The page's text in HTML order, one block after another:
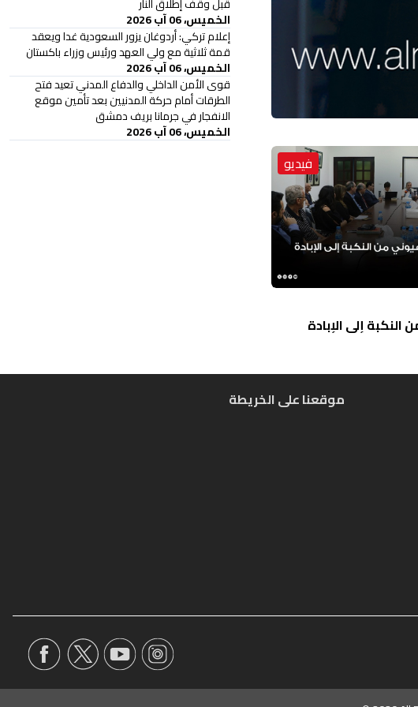
فيديو
إلى الإبادة
الخميس، 06 آب 2026
إعلام تركي: أردوغان يزور السعودية غدا ويعقد
قمة ثلاثية مع ولي العهد ورئيس وزراء باكستان
الخميس، 06 آب 2026
قوى الأمن الداخلي والدفاع المدني تعيد فتح
الطرقات أمام حركة المدنيين بعد تأمين موقع
الانفجار في جرمانا بريف دمشق
الخميس، 06 آب 2026
موقعنا على الخريطة